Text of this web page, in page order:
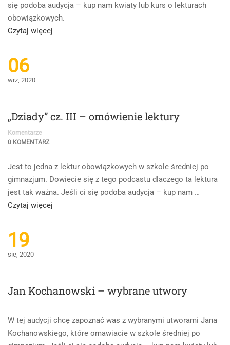
się podoba audycja – kup nam kwiaty lub kurs o lekturach
obowiązkowych.
Read
about
„Pan
Tadeusz”
Czytaj więcej
06
wrz, 2020
„Dziady” cz. III – omówienie lektury
Komentarze
0 KOMENTARZ
Jest to jedna z lektur obowiązkowych w szkole średniej po
gimnazjum. Dowiecie się z tego podcastu dlaczego ta lektura
jest tak ważna. Jeśli ci się podoba audycja – kup nam …
Read
about
„Dziady”
cz.
omówienie
Czytaj więcej
19
sie, 2020
Jan Kochanowski – wybrane utwory
W tej audycji chcę zapoznać was z wybranymi utworami Jana
Kochanowskiego, które omawiacie w szkole średniej po